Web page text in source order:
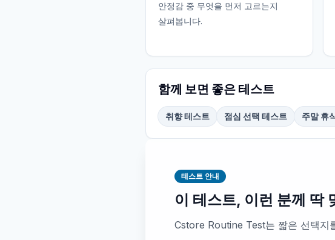
안정감 중 무엇을 먼저 고르는지
살펴봅니다.
함께 보면 좋은 테스트
취향 테스트 점심 선택 테스트 주말 휴
테스트 안내
이 테스트, 이런 분께 딱
Cstore Routine Test는 짧은 선택지